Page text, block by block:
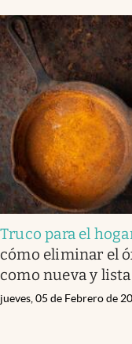
Truco para el
cómo eliminar el
como nueva y
jueves, 05 de Febrero de